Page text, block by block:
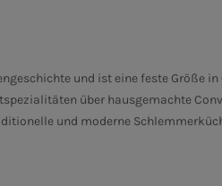
und ist eine feste Größe in
über hausgemachte
und moderne